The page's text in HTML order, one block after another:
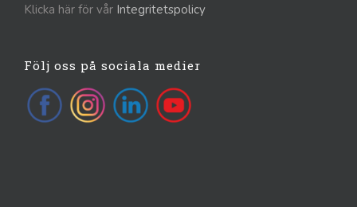
Klicka här för vår Integritetspolicy
Följ oss på sociala medier